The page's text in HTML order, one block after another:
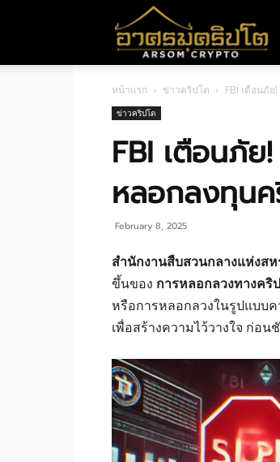
หน้าแรก ข่าวคริปโต FBI เตือนภั
ข่าวคริปโต
FBI เตือนภัย
หลอกลงทุนค
February 8, 2025
สำนักงานสืบสวนกลางแห่งสห
ขึ้นของ การหลอกลวงทางคริ
หรือการหลอกลวงในรูปแบบ
เพื่อสร้างความไว้วางใจ ก่อ